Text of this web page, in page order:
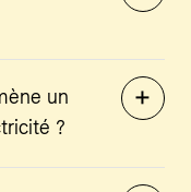
un
?